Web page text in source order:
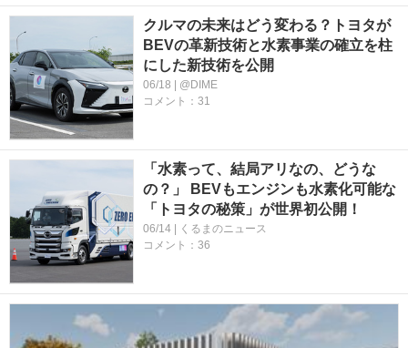
クルマの未来はどう変わる？トヨタが
BEVの革新技術と水素事業の確立を柱
にした新技術を公開
06/18 | @DIME
コメント：31
「水素って、結局アリなの、どうな
の？」 BEVもエンジンも水素化可能な
「トヨタの秘策」が世界初公開！
06/14 | くるまのニュース
コメント：36